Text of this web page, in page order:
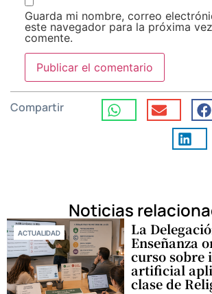
Guarda mi nombre, correo
este navegador para la próxima
comente.
Compartir
Noticias
ACTUALIDAD La
Enseñanza
curso sobre
artificial
clase de